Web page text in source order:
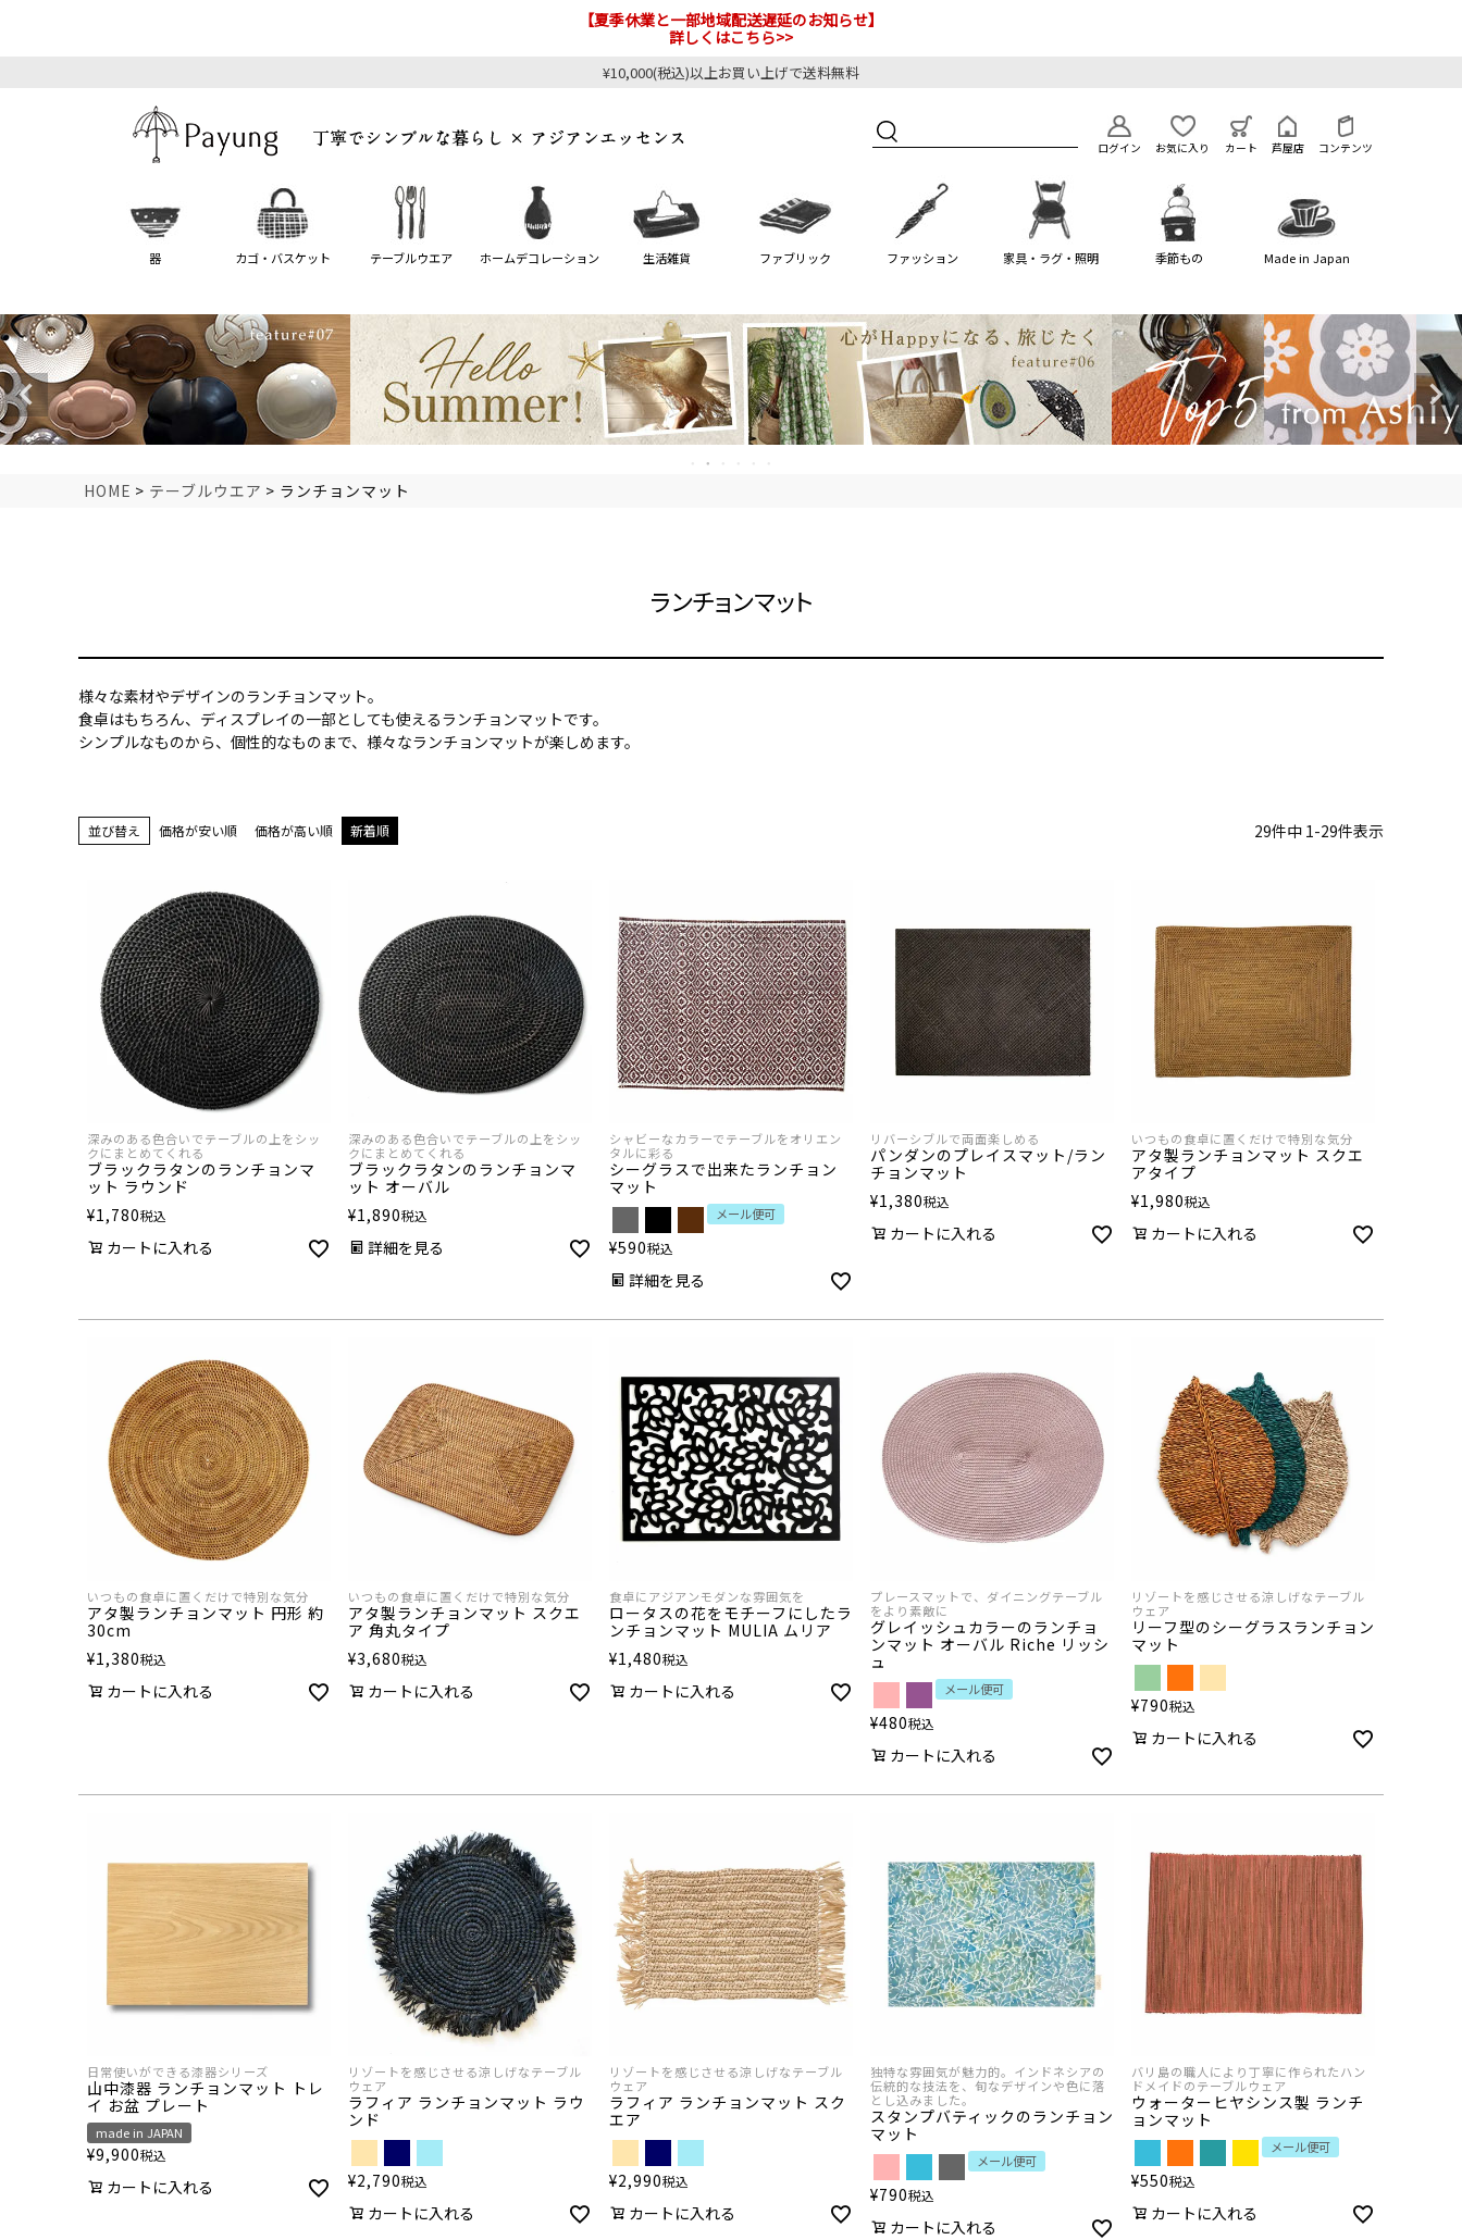
【夏季休業と一部地域配送遅延のお知らせ】
詳しくはこちら>>
¥10,000(税込)以上お買い上げで送料無料
ログイン お気に入り カート 芦屋店 コンテンツ
器 カゴ・バスケット テーブルウエア ホームデコレーション 生活雑貨 ファブリック ファッション 家具・ラグ・照明 季節もの Made in Japan
HOME テーブルウエア ランチョンマット
ランチョンマット
様々な素材やデザインのランチョンマット。
食卓はもちろん、ディスプレイの一部としても使えるランチョンマットです。
シンプルなものから、個性的なものまで、様々なランチョンマットが楽しめます。
並び替え 価格が安い順 価格が高い順 新着順 29件中 1-29件表示
深みのある色合いでテーブルの上をシッ
クにまとめてくれる
ブラックラタンのランチョンマ
ット ラウンド
¥1,780税込
カートに入れる
深みのある色合いでテーブルの上をシッ
クにまとめてくれる
ブラックラタンのランチョンマ
ット オーバル
¥1,890税込
詳細を見る
シャビーなカラーでテーブルをオリエン
タルに彩る
シーグラスで出来たランチョン
マット
メール便可
¥590税込
詳細を見る
リバーシブルで両面楽しめる
パンダンのプレイスマット/ラン
チョンマット
¥1,380税込
カートに入れる
いつもの食卓に置くだけで特別な気分
アタ製ランチョンマット スクエ
アタイプ
¥1,980税込
カートに入れる
いつもの食卓に置くだけで特別な気分
アタ製ランチョンマット 円形 約
30cm
¥1,380税込
カートに入れる
いつもの食卓に置くだけで特別な気分
アタ製ランチョンマット スクエ
ア 角丸タイプ
¥3,680税込
カートに入れる
食卓にアジアンモダンな雰囲気を
ロータスの花をモチーフにしたラ
ンチョンマット MULIA ムリア
¥1,480税込
カートに入れる
プレースマットで、ダイニングテーブル
をより素敵に
グレイッシュカラーのランチョ
ンマット オーバル Riche リッシ
ュ
メール便可
¥480税込
カートに入れる
リゾートを感じさせる涼しげなテーブル
ウェア
リーフ型のシーグラスランチョン
マット
¥790税込
カートに入れる
日常使いができる漆器シリーズ
山中漆器 ランチョンマット トレ
イ お盆 プレート
made in JAPAN
¥9,900税込
カートに入れる
リゾートを感じさせる涼しげなテーブル
ウェア
ラフィア ランチョンマット ラウ
ンド
¥2,790税込
カートに入れる
リゾートを感じさせる涼しげなテーブル
ウェア
ラフィア ランチョンマット スク
エア
¥2,990税込
カートに入れる
独特な雰囲気が魅力的。インドネシアの
伝統的な技法を、旬なデザインや色に落
とし込みました。
スタンプバティックのランチョン
マット
メール便可
¥790税込
カートに入れる
バリ島の職人により丁寧に作られたハン
ドメイドのテーブルウェア
ウォーターヒヤシンス製 ランチ
ョンマット
メール便可
¥550税込
カートに入れる